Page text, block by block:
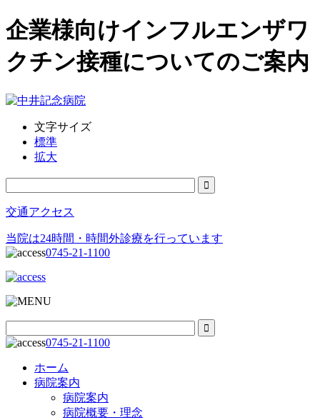
企業様向けインフルエンザワ
クチン接種についてのご案内
文字サイズ
標準
拡大
交通アクセス
当院は24時間・時間外診療を行っています
0745-21-1100
0745-21-1100
ホーム
病院案内
病院案内
病院概要・理念